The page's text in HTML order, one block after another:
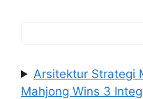
Arsitektur Strategi
Mahjong Wins 3